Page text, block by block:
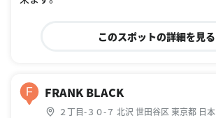
このスポットの詳細を見る
F FRANK BLACK
２丁目-３０-７ 北沢 世田谷区 東京都 日本